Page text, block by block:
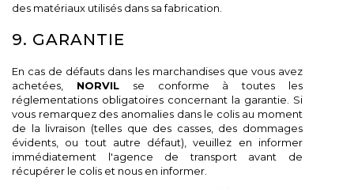
des matériaux utilisés dans sa fabrication.
9. GARANTIE
En cas de défauts dans les marchandises que vous avez
achetées, NORVILse conforme à toutes les
réglementations obligatoires concernant la garantie. Si
vous remarquez des anomalies dans le colis au moment
de la livraison (telles que des casses, des dommages
évidents, ou tout autre défaut), veuillez en informer
immédiatement l'agence de transport avant de
récupérer le colis et nous en informer.